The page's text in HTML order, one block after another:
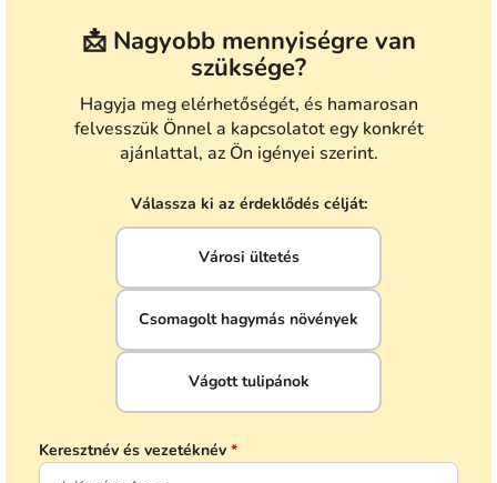
📩 Nagyobb mennyiségre van
szüksége?
Hagyja meg elérhetőségét, és hamarosan
felvesszük Önnel a kapcsolatot egy konkrét
ajánlattal, az Ön igényei szerint.
Válassza ki az érdeklődés célját:
Városi ültetés
Csomagolt hagymás növények
Vágott tulipánok
Keresztnév és vezetéknév *